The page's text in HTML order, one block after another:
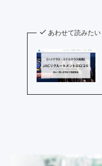
あわせて読みたい